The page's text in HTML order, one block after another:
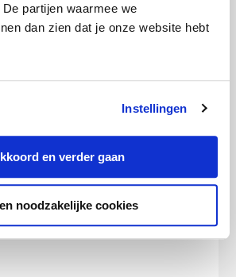
partijen waarmee we
dan zien dat je onze website hebt
Instellingen
en verder gaan
noodzakelijke cookies
schuurdeur, schuifpui en
in het slot zitten en
spullen niet zichtbaar
kostbare spullen uit
je een kluis? Dan is dit een
om belangrijke documenten
spullen daarin op te